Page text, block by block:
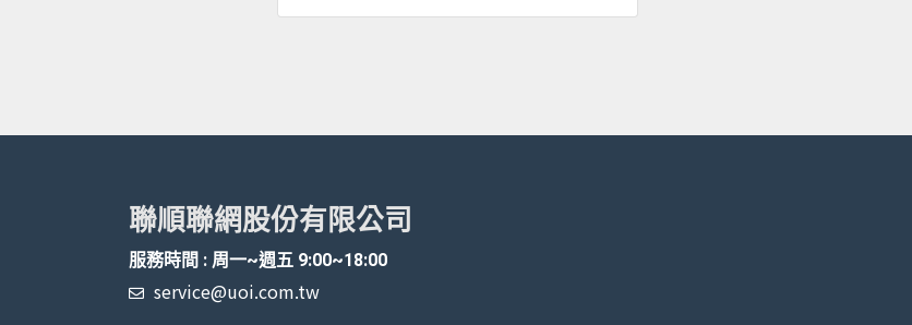
聯順聯網股份有限公司
服務時間 : 周一~週五 9:00~18:00
service@uoi.com.tw